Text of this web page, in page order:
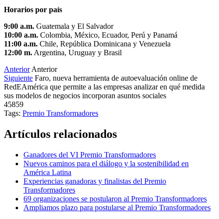
Horarios por país
9:00 a.m. Guatemala y El Salvador
10:00 a.m. Colombia, México, Ecuador, Perú y Panamá
11:00 a.m. Chile, República Dominicana y Venezuela
12:00 m. Argentina, Uruguay y Brasil
Anterior Anterior
Siguiente Faro, nueva herramienta de autoevaluación online de
RedEAmérica que permite a las empresas analizar en qué medida
sus modelos de negocios incorporan asuntos sociales
45859
Tags: Premio Transformadores
Artículos relacionados
Ganadores del VI Premio Transformadores
Nuevos caminos para el diálogo y la sostenibilidad en
América Latina
Experiencias ganadoras y finalistas del Premio
Transformadores
69 organizaciones se postularon al Premio Transformadores
Ampliamos plazo para postularse al Premio Transformadores